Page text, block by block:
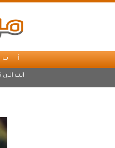
أ ب
انت